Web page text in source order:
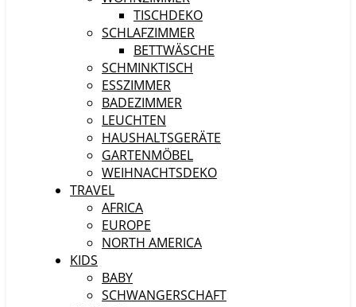
TISCHDEKO
SCHLAFZIMMER
BETTWÄSCHE
SCHMINKTISCH
ESSZIMMER
BADEZIMMER
LEUCHTEN
HAUSHALTSGERÄTE
GARTENMÖBEL
WEIHNACHTSDEKO
TRAVEL
AFRICA
EUROPE
NORTH AMERICA
KIDS
BABY
SCHWANGERSCHAFT